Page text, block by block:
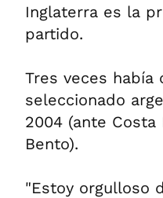
Inglaterra es la
partido.
Tres veces había
seleccionado
2004 (ante Costa
Bento).
"Estoy orgulloso